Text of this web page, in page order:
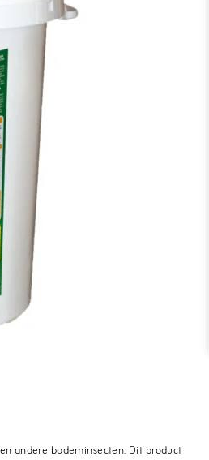
andere bodeminsecten. Dit product